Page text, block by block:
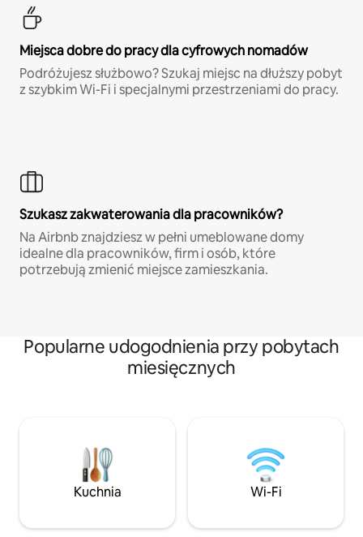
Miejsca dobre do pracy dla cyfrowych nomadów
Podróżujesz służbowo? Szukaj miejsc na dłuższy pobyt
z szybkim Wi-Fi i specjalnymi przestrzeniami do pracy.
Szukasz zakwaterowania dla pracowników?
Na Airbnb znajdziesz w pełni umeblowane domy
idealne dla pracowników, firm i osób, które
potrzebują zmienić miejsce zamieszkania.
Popularne udogodnienia przy pobytach
miesięcznych
Kuchnia Wi-Fi